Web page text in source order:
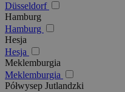
Düsseldorf
Hamburg
Hamburg
Hesja
Hesja
Meklemburgia
Meklemburgia
Półwysep Jutlandzki